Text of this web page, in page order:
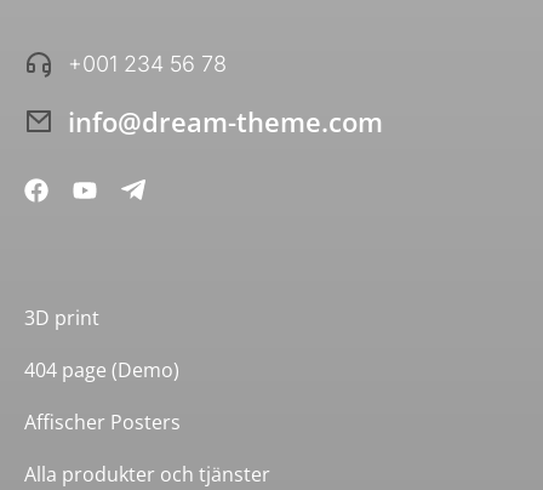
+001 234 56 78
info@dream-theme.com
3D print
404 page (Demo)
Affischer Posters
Alla produkter och tjänster